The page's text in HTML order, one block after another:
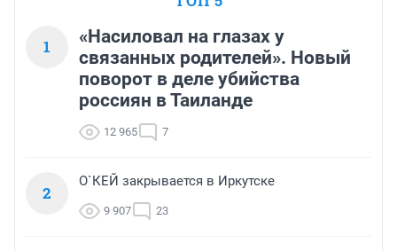
1
«Насиловал на глазах у
связанных родителей». Новый
поворот в деле убийства
россиян в Таиланде
12 965 7
2
О`КЕЙ закрывается в Иркутске
9 907 23